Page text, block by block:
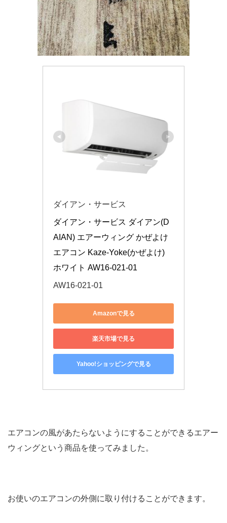
ダイアン・サービス
ダイアン・サービス ダイアン(D
AIAN) エアーウィング かぜよけ
エアコン Kaze-Yoke(かぜよけ)
ホワイト AW16-021-01
AW16-021-01
Amazonで見る
楽天市場で見る
Yahoo!ショッピングで見る
エアコンの風があたらないようにすることができるエアー
ウィングという商品を使ってみました。
お使いのエアコンの外側に取り付けることができます。